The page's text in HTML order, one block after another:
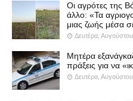
Οι αγρότες της
άλλο: «Τα
μιας ζωής μέσα
Δευτέρα,
Μητέρα
πράξεις για να
Δευτέρα,